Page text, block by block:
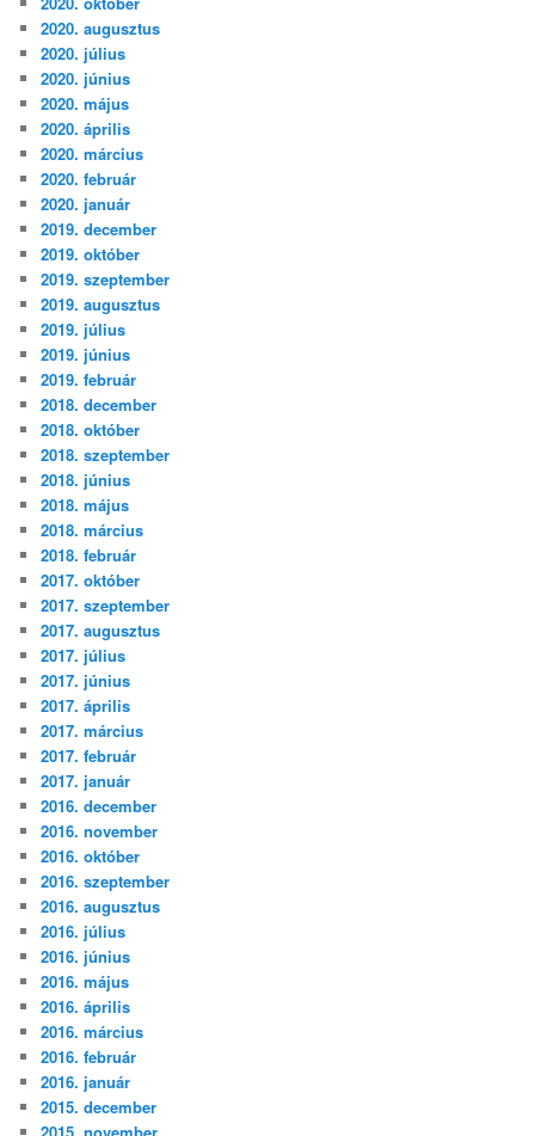
2020. augusztus
2020. július
2020. június
2020. május
2020. április
2020. március
2020. február
2020. január
2019. december
2019. október
2019. szeptember
2019. augusztus
2019. július
2019. június
2019. február
2018. december
2018. október
2018. szeptember
2018. június
2018. május
2018. március
2018. február
2017. október
2017. szeptember
2017. augusztus
2017. július
2017. június
2017. április
2017. március
2017. február
2017. január
2016. december
2016. november
2016. október
2016. szeptember
2016. augusztus
2016. július
2016. június
2016. május
2016. április
2016. március
2016. február
2016. január
2015. december